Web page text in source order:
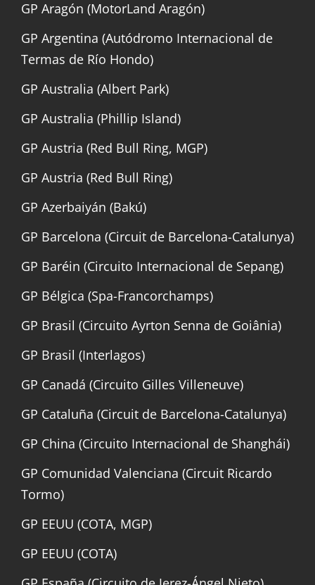
GP Aragón (MotorLand Aragón)
GP Argentina (Autódromo Internacional de
Termas de Río Hondo)
GP Australia (Albert Park)
GP Australia (Phillip Island)
GP Austria (Red Bull Ring, MGP)
GP Austria (Red Bull Ring)
GP Azerbaiyán (Bakú)
GP Barcelona (Circuit de Barcelona-Catalunya)
GP Baréin (Circuito Internacional de Sepang)
GP Bélgica (Spa-Francorchamps)
GP Brasil (Circuito Ayrton Senna de Goiânia)
GP Brasil (Interlagos)
GP Canadá (Circuito Gilles Villeneuve)
GP Cataluña (Circuit de Barcelona-Catalunya)
GP China (Circuito Internacional de Shanghái)
GP Comunidad Valenciana (Circuit Ricardo
Tormo)
GP EEUU (COTA, MGP)
GP EEUU (COTA)